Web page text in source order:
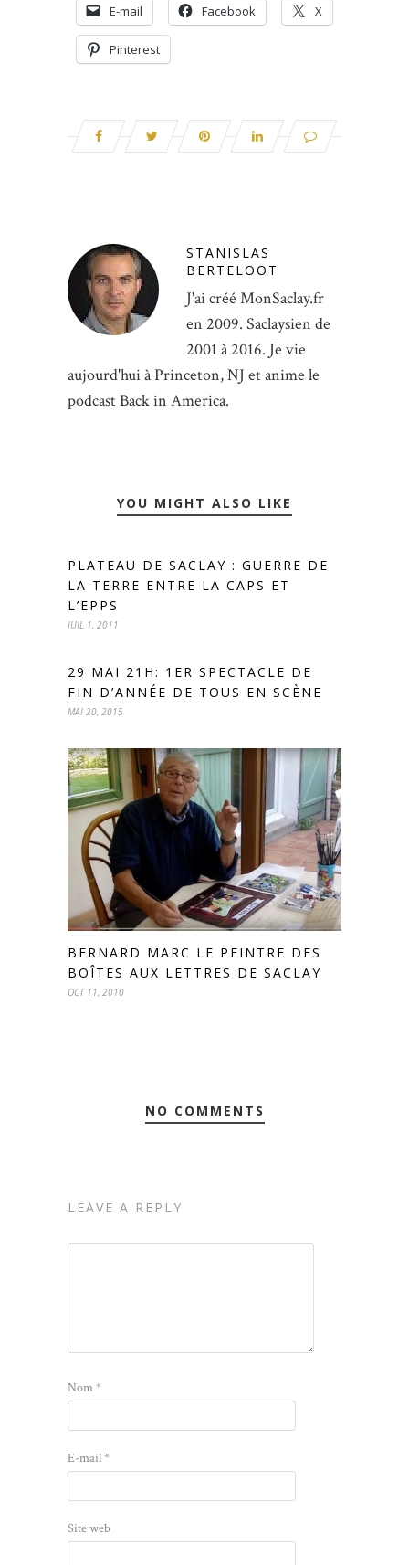
E-mail Facebook X
Pinterest
STANISLAS
BERTELOOT
J'ai créé MonSaclay.fr
en 2009. Saclaysien de
2001 à 2016. Je vie
aujourd'hui à Princeton, NJ et anime le
podcast Back in America.
YOU MIGHT ALSO LIKE
PLATEAU DE SACLAY : GUERRE DE
LA TERRE ENTRE LA CAPS ET
L’EPPS
JUIL 1, 2011
29 MAI 21H: 1ER SPECTACLE DE
FIN D’ANNÉE DE TOUS EN SCÈNE
MAI 20, 2015
BERNARD MARC LE PEINTRE DES
BOÎTES AUX LETTRES DE SACLAY
OCT 11, 2010
NO COMMENTS
LEAVE A REPLY
Nom*
E-mail*
Site web